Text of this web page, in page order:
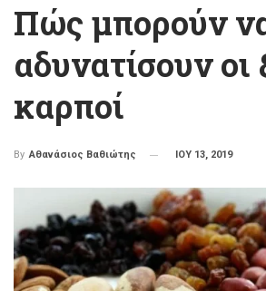
Πώς μπορούν
αδυνατίσουν οι
καρποί
By Αθανάσιος Βαθιώτης ΙΟΥ 13, 2019